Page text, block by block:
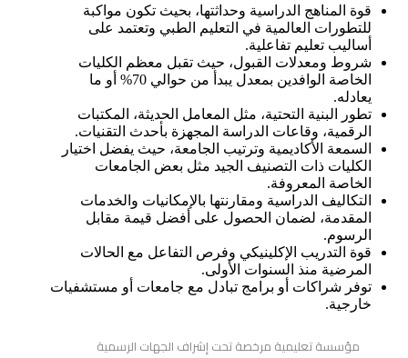
قوة المناهج الدراسية وحداثتها، بحيث تكون مواكبة
للتطورات العالمية في التعليم الطبي وتعتمد على
أساليب تعليم تفاعلية.
شروط ومعدلات القبول، حيث تقبل معظم الكليات
الخاصة الوافدين بمعدل يبدأ من حوالي 70% أو ما
يعادله.
تطور البنية التحتية، مثل المعامل الحديثة، المكتبات
الرقمية، وقاعات الدراسة المجهزة بأحدث التقنيات.
السمعة الأكاديمية وترتيب الجامعة، حيث يفضل اختيار
الكليات ذات التصنيف الجيد مثل بعض الجامعات
الخاصة المعروفة.
التكاليف الدراسية ومقارنتها بالإمكانيات والخدمات
المقدمة، لضمان الحصول على أفضل قيمة مقابل
الرسوم.
قوة التدريب الإكلينيكي وفرص التفاعل مع الحالات
المرضية منذ السنوات الأولى.
توفر شراكات أو برامج تبادل مع جامعات أو مستشفيات
خارجية.
مؤسسة تعليمية مرخصة تحت إشراف الجهات الرسمية